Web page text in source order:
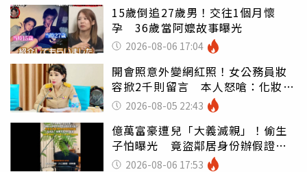
15歲倒追27歲男！交往1個月懷
孕 36歲當阿嬤故事曝光
2026-08-06 17:04
開會照意外變網紅照！女公務員妝
容掀2千則留言 本人怒嗆：化妝有
錯嗎2026-08-05 22:43
億萬富豪遭兒「大義滅親」！偷生
子怕曝光 竟盜鄰居身份辦假證落
戶 2026-08-06 17:53